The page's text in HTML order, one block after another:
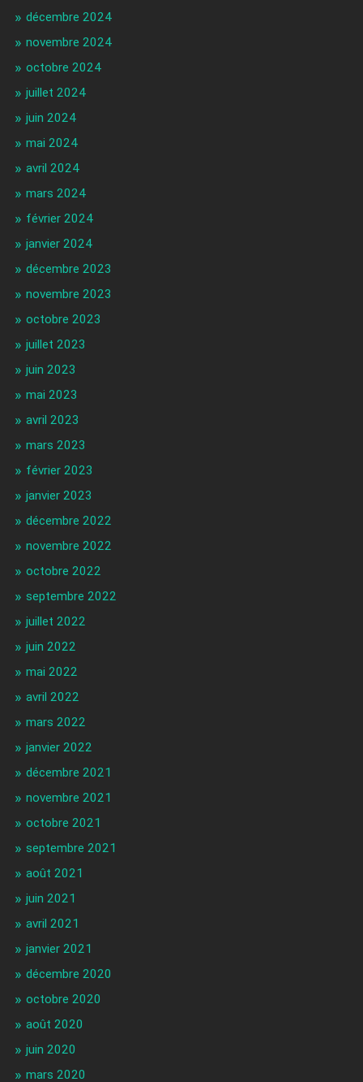
décembre 2024
novembre 2024
octobre 2024
juillet 2024
juin 2024
mai 2024
avril 2024
mars 2024
février 2024
janvier 2024
décembre 2023
novembre 2023
octobre 2023
juillet 2023
juin 2023
mai 2023
avril 2023
mars 2023
février 2023
janvier 2023
décembre 2022
novembre 2022
octobre 2022
septembre 2022
juillet 2022
juin 2022
mai 2022
avril 2022
mars 2022
janvier 2022
décembre 2021
novembre 2021
octobre 2021
septembre 2021
août 2021
juin 2021
avril 2021
janvier 2021
décembre 2020
octobre 2020
août 2020
juin 2020
mars 2020